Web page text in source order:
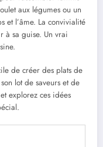
aux légumes ou un
et l’âme. La convivialité
à sa guise. Un vrai
de créer des plats de
lot de saveurs et de
explorez ces idées